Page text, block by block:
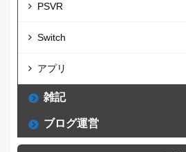
PSVR
Switch
アプリ
雑記
ブログ運営